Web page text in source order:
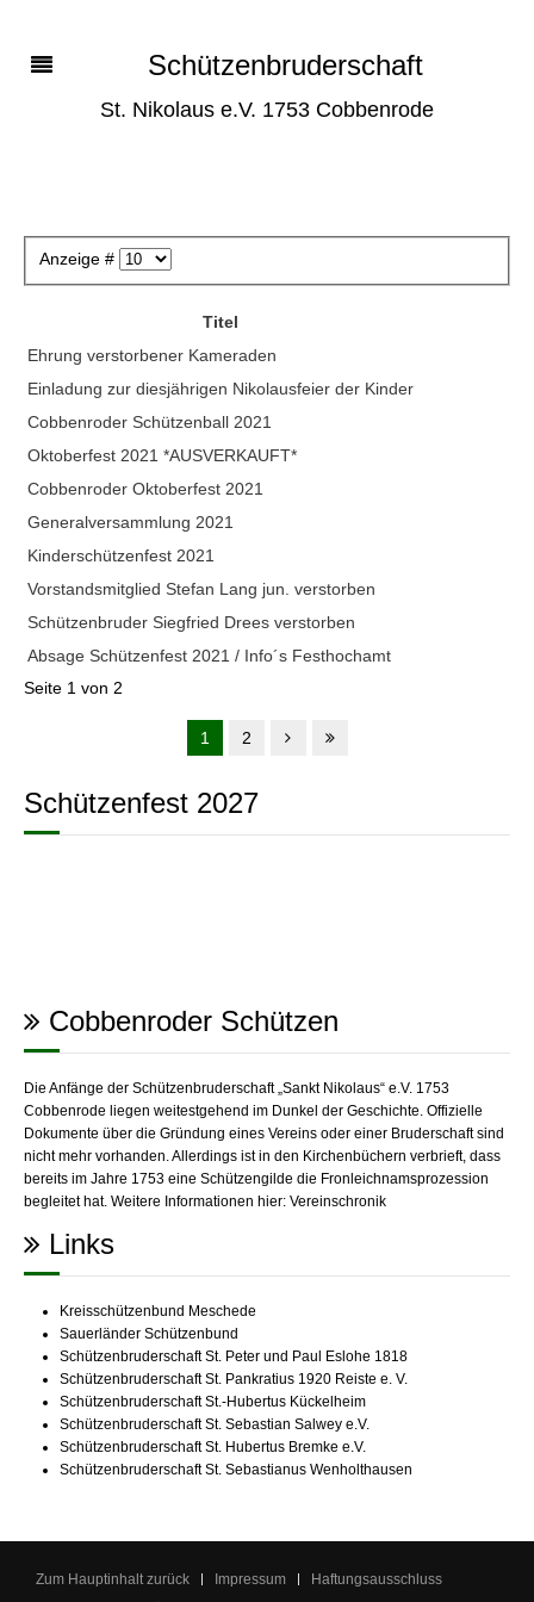
Schützenbruderschaft
St. Nikolaus e.V. 1753 Cobbenrode
Anzeige #
Titel
Ehrung verstorbener Kameraden
Einladung zur diesjährigen Nikolausfeier der Kinder
Cobbenroder Schützenball 2021
Oktoberfest 2021 *AUSVERKAUFT*
Cobbenroder Oktoberfest 2021
Generalversammlung 2021
Kinderschützenfest 2021
Vorstandsmitglied Stefan Lang jun. verstorben
Schützenbruder Siegfried Drees verstorben
Absage Schützenfest 2021 / Info´s Festhochamt
Seite 1 von 2
1 2
Schützenfest 2027
Cobbenroder Schützen
Die Anfänge der Schützenbruderschaft „Sankt Nikolaus“ e.V. 1753
Cobbenrode liegen weitestgehend im Dunkel der Geschichte. Offizielle
Dokumente über die Gründung eines Vereins oder einer Bruderschaft sind
nicht mehr vorhanden. Allerdings ist in den Kirchenbüchern verbrieft, dass
bereits im Jahre 1753 eine Schützengilde die Fronleichnamsprozession
begleitet hat. Weitere Informationen hier: Vereinschronik
Links
Kreisschützenbund Meschede
Sauerländer Schützenbund
Schützenbruderschaft St. Peter und Paul Eslohe 1818
Schützenbruderschaft St. Pankratius 1920 Reiste e. V.
Schützenbruderschaft St.-Hubertus Kückelheim
Schützenbruderschaft St. Sebastian Salwey e.V.
Schützenbruderschaft St. Hubertus Bremke e.V.
Schützenbruderschaft St. Sebastianus Wenholthausen
Zum Hauptinhalt zurück Impressum
Haftungsausschluss